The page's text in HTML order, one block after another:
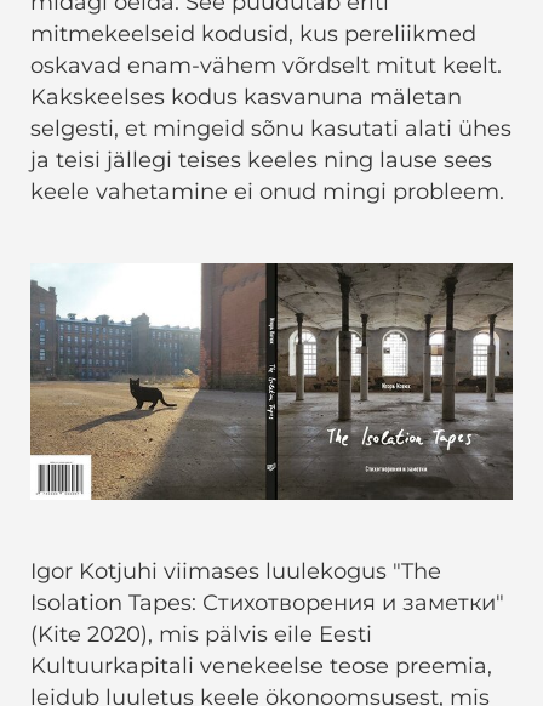
mitmekeelseid kodusid, kus pereliikmed
oskavad enam-vähem võrdselt mitut keelt.
Kakskeelses kodus kasvanuna mäletan
selgesti, et mingeid sõnu kasutati alati ühes
ja teisi jällegi teises keeles ning lause sees
keele vahetamine ei onud mingi probleem.
Igor Kotjuhi viimases luulekogus "The
Isolation Tapes: Стихотворения и заметки"
(Kite 2020), mis pälvis eile Eesti
Kultuurkapitali venekeelse teose preemia,
leidub luuletus keele ökonoomsusest, mis